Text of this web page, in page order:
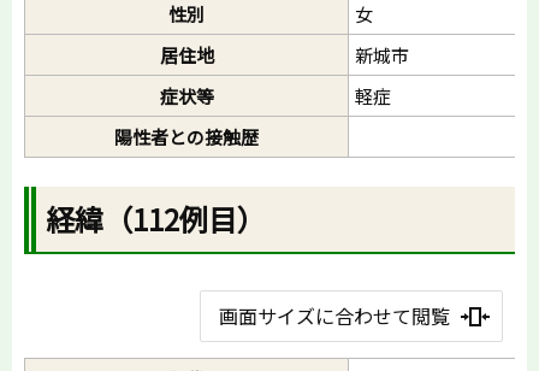
性別
女
居住地
新城市
症状等
軽症
陽性者との接触歴
経緯（112例目）
画面サイズに合わせて閲覧